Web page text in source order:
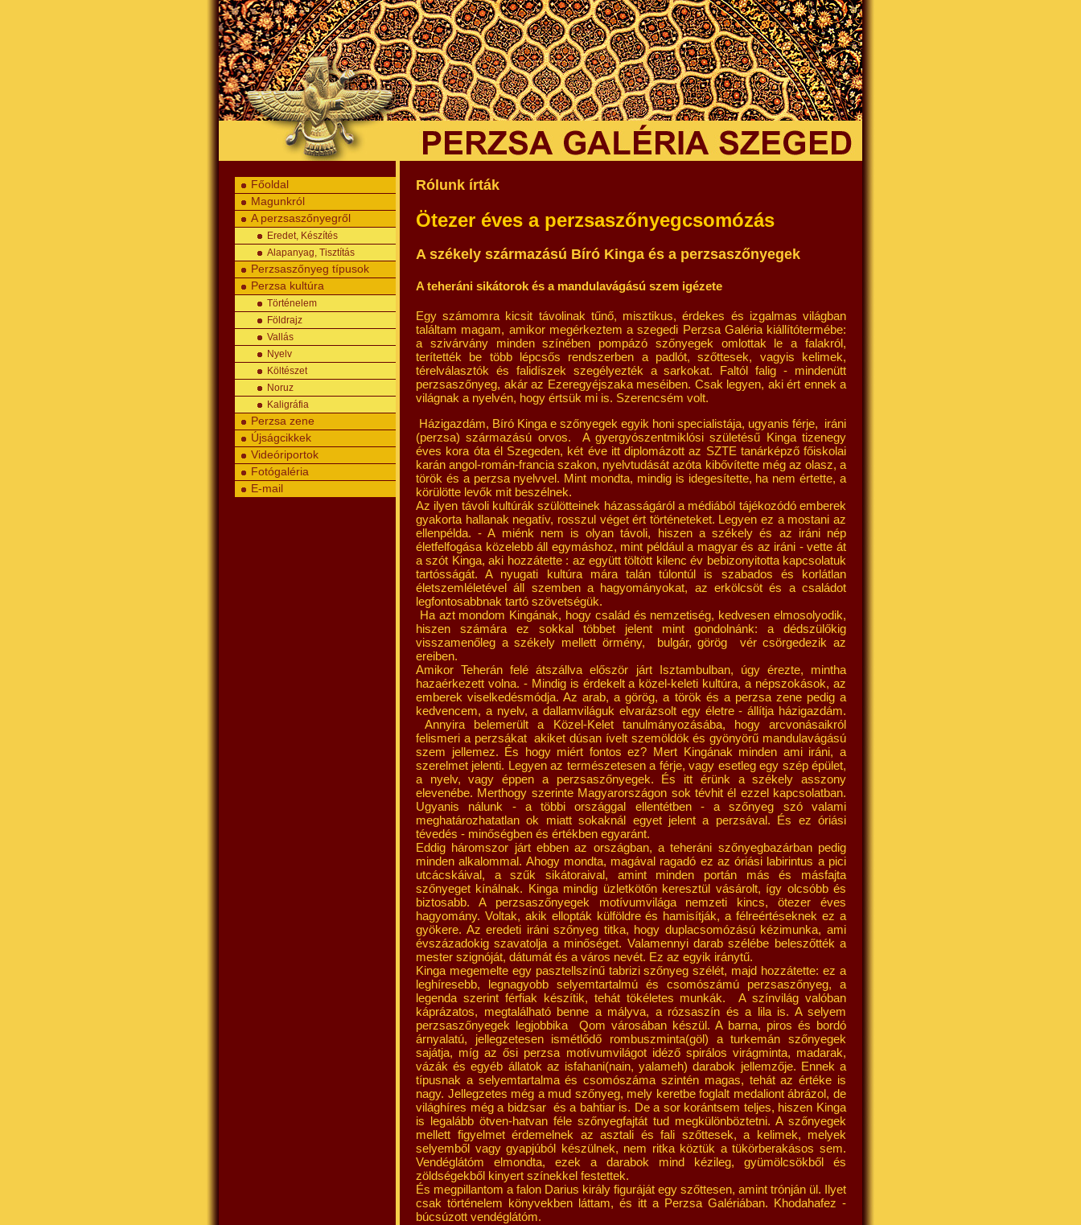
Főoldal
Magunkról
A perzsaszőnyegről
Eredet, Készítés
Alapanyag, Tisztítás
Perzsaszőnyeg típusok
Perzsa kultúra
Történelem
Földrajz
Vallás
Nyelv
Költészet
Noruz
Kaligráfia
Perzsa zene
Újságcikkek
Videóriportok
Fotógaléria
E-mail
Rólunk írták
Ötezer éves a perzsaszőnyegcsomózás
A székely származású Bíró Kinga és a perzsaszőnyegek
A teheráni sikátorok és a mandulavágású szem igézete
Egy számomra kicsit távolinak tűnő, misztikus, érdekes és izgalmas világban
találtam magam, amikor megérkeztem a szegedi Perzsa Galéria kiállítótermébe:
a szivárvány minden színében pompázó szőnyegek omlottak le a falakról,
terítették be több lépcsős rendszerben a padlót, szőttesek, vagyis kelimek,
térelválasztók és falidíszek szegélyezték a sarkokat. Faltól falig - mindenütt
perzsaszőnyeg, akár az Ezeregyéjszaka meséiben. Csak legyen, aki ért ennek a
világnak a nyelvén, hogy értsük mi is. Szerencsém volt.
Házigazdám, Bíró Kinga e szőnyegek egyik honi specialistája, ugyanis férje, iráni
(perzsa) származású orvos. A gyergyószentmiklósi születésű Kinga tizenegy
éves kora óta él Szegeden, két éve itt diplomázott az SZTE tanárképző főiskolai
karán angol-román-francia szakon, nyelvtudását azóta kibővítette még az olasz, a
török és a perzsa nyelvvel. Mint mondta, mindig is idegesítette, ha nem értette, a
körülötte levők mit beszélnek.
Az ilyen távoli kultúrák szülötteinek házasságáról a médiából tájékozódó emberek
gyakorta hallanak negatív, rosszul véget ért történeteket. Legyen ez a mostani az
ellenpélda. - A miénk nem is olyan távoli, hiszen a székely és az iráni nép
életfelfogása közelebb áll egymáshoz, mint például a magyar és az iráni - vette át
a szót Kinga, aki hozzátette : az együtt töltött kilenc év bebizonyitotta kapcsolatuk
tartósságát. A nyugati kultúra mára talán túlontúl is szabados és korlátlan
életszemléletével áll szemben a hagyományokat, az erkölcsöt és a családot
legfontosabbnak tartó szövetségük.
Ha azt mondom Kingának, hogy család és nemzetiség, kedvesen elmosolyodik,
hiszen számára ez sokkal többet jelent mint gondolnánk: a dédszülőkig
visszamenőleg a székely mellett örmény, bulgár, görög vér csörgedezik az
ereiben.
Amikor Teherán felé átszállva először járt Isztambulban, úgy érezte, mintha
hazaérkezett volna. - Mindig is érdekelt a közel-keleti kultúra, a népszokások, az
emberek viselkedésmódja. Az arab, a görög, a török és a perzsa zene pedig a
kedvencem, a nyelv, a dallamviláguk elvarázsolt egy életre - állítja házigazdám.
Annyira belemerült a Közel-Kelet tanulmányozásába, hogy arcvonásaikról
felismeri a perzsákat akiket dúsan ívelt szemöldök és gyönyörű mandulavágású
szem jellemez. És hogy miért fontos ez? Mert Kingának minden ami iráni, a
szerelmet jelenti. Legyen az természetesen a férje, vagy esetleg egy szép épület,
a nyelv, vagy éppen a perzsaszőnyegek. És itt érünk a székely asszony
elevenébe. Merthogy szerinte Magyarországon sok tévhit él ezzel kapcsolatban.
Ugyanis nálunk - a többi országgal ellentétben - a szőnyeg szó valami
meghatározhatatlan ok miatt sokaknál egyet jelent a perzsával. És ez óriási
tévedés - minőségben és értékben egyaránt.
Eddig háromszor járt ebben az országban, a teheráni szőnyegbazárban pedig
minden alkalommal. Ahogy mondta, magával ragadó ez az óriási labirintus a pici
utcácskáival, a szűk sikátoraival, amint minden portán más és másfajta
szőnyeget kínálnak. Kinga mindig üzletkötőn keresztül vásárolt, így olcsóbb és
biztosabb. A perzsaszőnyegek motívumvilága nemzeti kincs, ötezer éves
hagyomány. Voltak, akik ellopták külföldre és hamisítják, a félreértéseknek ez a
gyökere. Az eredeti iráni szőnyeg titka, hogy duplacsomózású kézimunka, ami
évszázadokig szavatolja a minőséget. Valamennyi darab szélébe beleszőtték a
mester szignóját, dátumát és a város nevét. Ez az egyik iránytű.
Kinga megemelte egy pasztellszínű tabrizi szőnyeg szélét, majd hozzátette: ez a
leghíresebb, legnagyobb selyemtartalmú és csomószámú perzsaszőnyeg, a
legenda szerint férfiak készítik, tehát tökéletes munkák. A színvilág valóban
káprázatos, megtalálható benne a mályva, a rózsaszín és a lila is. A selyem
perzsaszőnyegek legjobbika Qom városában készül. A barna, piros és bordó
árnyalatú, jellegzetesen ismétlődő rombuszminta(göl) a turkemán szőnyegek
sajátja, míg az ősi perzsa motívumvilágot idéző spirálos virágminta, madarak,
vázák és egyéb állatok az isfahani(nain, yalameh) darabok jellemzője. Ennek a
típusnak a selyemtartalma és csomószáma szintén magas, tehát az értéke is
nagy. Jellegzetes még a mud szőnyeg, mely keretbe foglalt medaliont ábrázol, de
világhíres még a bidzsar és a bahtiar is. De a sor korántsem teljes, hiszen Kinga
is legalább ötven-hatvan féle szőnyegfajtát tud megkülönböztetni. A szőnyegek
mellett figyelmet érdemelnek az asztali és fali szőttesek, a kelimek, melyek
selyemből vagy gyapjúból készülnek, nem ritka köztük a tükörberakásos sem.
Vendéglátóm elmondta, ezek a darabok mind kézileg, gyümölcsökből és
zöldségekből kinyert színekkel festettek.
És megpillantom a falon Darius király figuráját egy szőttesen, amint trónján ül. Ilyet
csak történelem könyvekben láttam, és itt a Perzsa Galériában. Khodahafez -
búcsúzott vendéglátóm.